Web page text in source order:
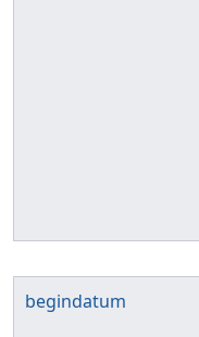
begindatum